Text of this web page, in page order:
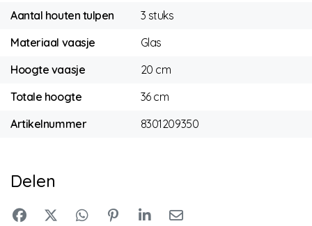
Aantal houten tulpen
3 stuks
Materiaal vaasje
Glas
Hoogte vaasje
20 cm
Totale hoogte
36 cm
Artikelnummer
8301209350
Delen